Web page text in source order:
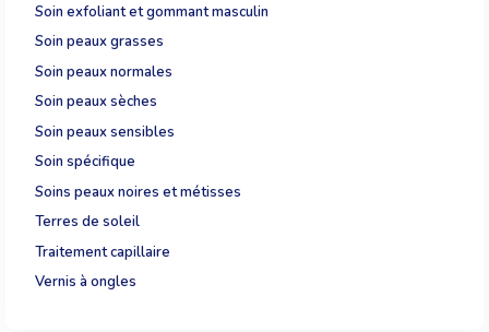
Soin exfoliant et gommant masculin
Soin peaux grasses
Soin peaux normales
Soin peaux sèches
Soin peaux sensibles
Soin spécifique
Soins peaux noires et métisses
Terres de soleil
Traitement capillaire
Vernis à ongles